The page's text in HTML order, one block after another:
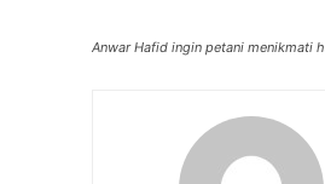
Anwar Hafid ingin petani menikmati